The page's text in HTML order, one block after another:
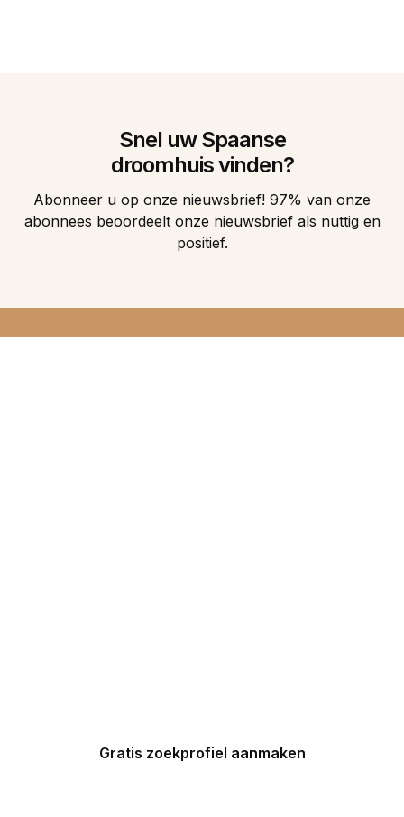
Snel uw Spaanse
droomhuis vinden?
Abonneer u op onze nieuwsbrief! 97% van onze
abonnees beoordeelt onze nieuwsbrief als nuttig en
positief.
Gratis zoekprofiel aanmaken